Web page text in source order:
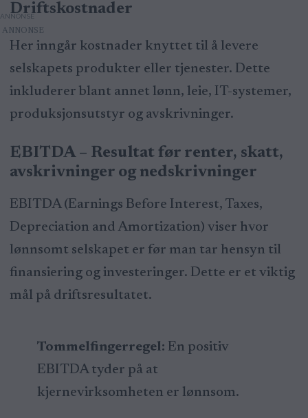
Driftskostnader
ANNONSE
Her inngår kostnader knyttet til å levere
selskapets produkter eller tjenester. Dette
inkluderer blant annet lønn, leie, IT-systemer,
produksjonsutstyr og avskrivninger.
EBITDA – Resultat før renter, skatt,
avskrivninger og nedskrivninger
EBITDA (Earnings Before Interest, Taxes,
Depreciation and Amortization) viser hvor
lønnsomt selskapet er før man tar hensyn til
finansiering og investeringer. Dette er et viktig
mål på driftsresultatet.
Tommelfingerregel: En positiv
EBITDA tyder på at
kjernevirksomheten er lønnsom.